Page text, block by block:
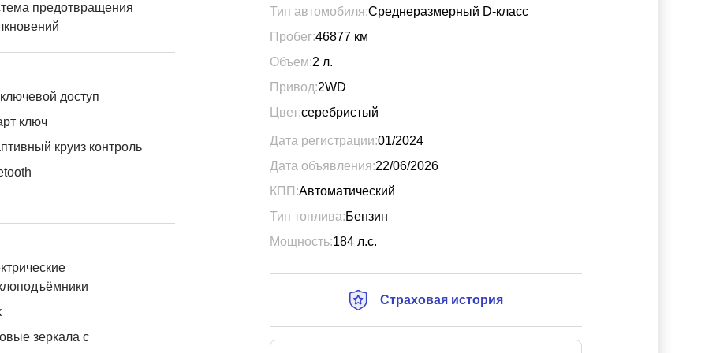
предотвращения
доступ
ключ
круиз контроль
зеркала с
Тип автомобиля:Среднеразмерный D-класс
Пробег:46877 км
Объем:2 л.
Привод:2WD
Цвет:серебристый
Дата регистрации:01/2024
Дата объявления:22/06/2026
КПП:Автоматический
Тип топлива:Бензин
Мощность:184 л.с.
Страховая история